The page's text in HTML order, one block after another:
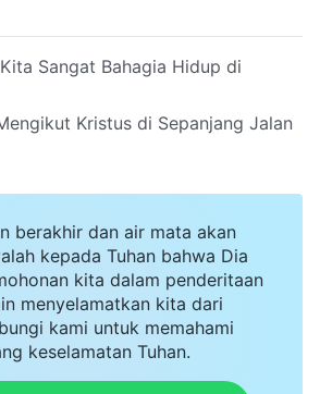
Sangat Bahagia Hidup di
Kristus di Sepanjang Jalan
berakhir dan air mata akan
kepada Tuhan bahwa Dia
kita dalam penderitaan
menyelamatkan kita dari
kami untuk memahami
keselamatan Tuhan.